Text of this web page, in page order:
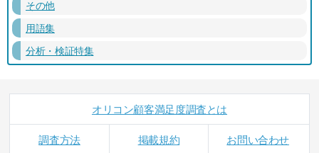
その他
用語集
分析・検証特集
オリコン顧客満足度調査とは
調査方法 掲載規約 お問い合わせ